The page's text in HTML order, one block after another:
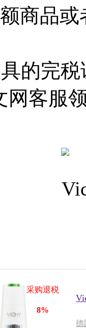
商品
的完
网客服
采购退税
8%
德